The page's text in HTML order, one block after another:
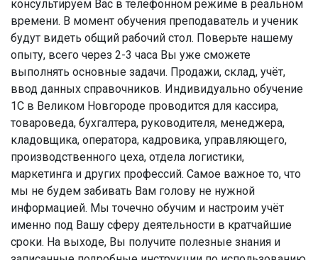
консультируем Вас в телефонном режиме в реальном
времени. В момент обучения преподаватель и ученик
будут видеть общий рабочий стол. Поверьте нашему
опыту, всего через 2-3 часа Вы уже сможете
выполнять основные задачи. Продажи, склад, учёт,
ввод данных справочников. Индивидуально обучение
1С в Великом Новгороде проводится для кассира,
товароведа, бухгалтера, руководителя, менеджера,
кладовщика, оператора, кадровика, управляющего,
производственного цеха, отдела логистики,
маркетинга и других профессий. Самое важное то, что
мы не будем забивать Вам голову не нужной
информацией. Мы точечно обучим и настроим учёт
именно под Вашу сферу деятельности в кратчайшие
сроки. На выходе, Вы получите полезные знания и